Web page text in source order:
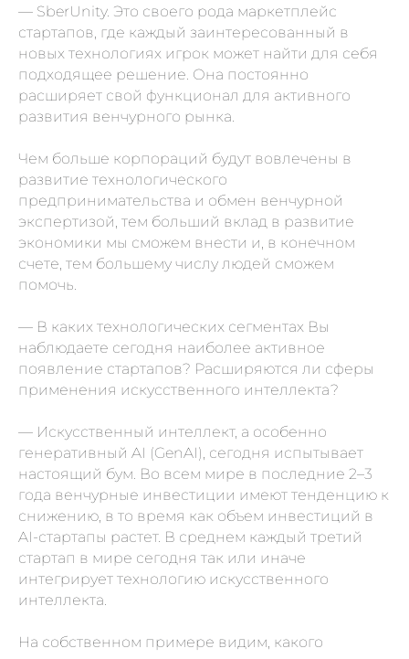
— SberUnity. Это своего рода маркетплейс
стартапов, где каждый заинтересованный в
новых технологиях игрок может найти для себя
подходящее решение. Она постоянно
расширяет свой функционал для активного
развития венчурного рынка.
Чем больше корпораций будут вовлечены в
развитие технологического
предпринимательства и обмен венчурной
экспертизой, тем больший вклад в развитие
экономики мы сможем внести и, в конечном
счете, тем большему числу людей сможем
помочь.
— В каких технологических сегментах Вы
наблюдаете сегодня наиболее активное
появление стартапов? Расширяются ли сферы
применения искусственного интеллекта?
— Искусственный интеллект, а особенно
генеративный AI (GenAI), сегодня испытывает
настоящий бум. Во всем мире в последние 2–3
года венчурные инвестиции имеют тенденцию к
снижению, в то время как объем инвестиций в
AI-стартапы растет. В среднем каждый третий
стартап в мире сегодня так или иначе
интегрирует технологию искусственного
интеллекта.
На собственном примере видим, какого